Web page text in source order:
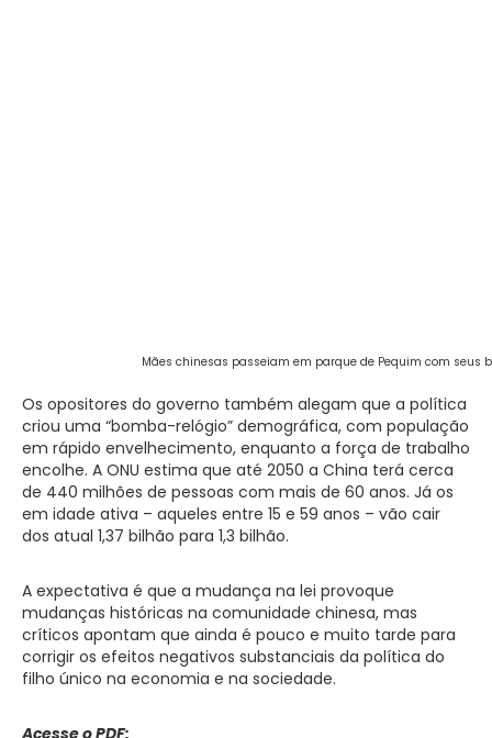
Mães chinesas passeiam em parque de Pequim com seus
Os opositores do governo também alegam que a política
criou uma “bomba-relógio” demográfica, com população
em rápido envelhecimento, enquanto a força de trabalho
encolhe. A ONU estima que até 2050 a China terá cerca
de 440 milhões de pessoas com mais de 60 anos. Já os
em idade ativa – aqueles entre 15 e 59 anos – vão cair
dos atual 1,37 bilhão para 1,3 bilhão.
A expectativa é que a mudança na lei provoque
mudanças históricas na comunidade chinesa, mas
críticos apontam que ainda é pouco e muito tarde para
corrigir os efeitos negativos substanciais da política do
filho único na economia e na sociedade.
Acesse o PDF: